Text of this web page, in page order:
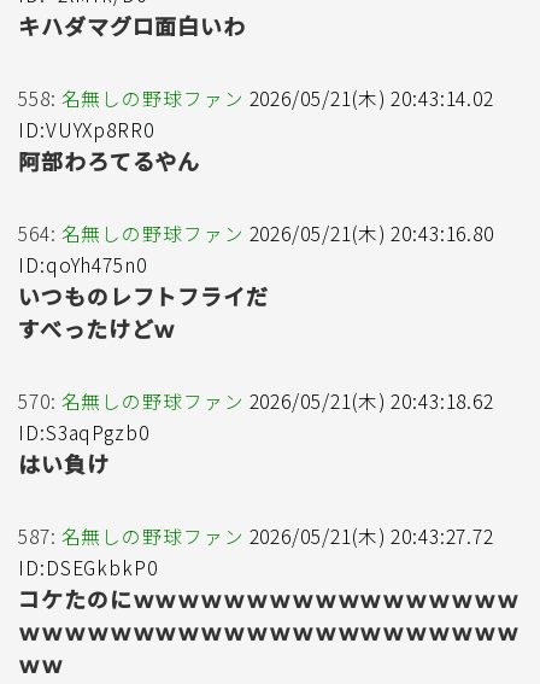
キハダマグロ面白いわ
558: 名無しの野球ファン 2026/05/21(木) 20:43:14.02
ID:VUYXp8RR0
阿部わろてるやん
564: 名無しの野球ファン 2026/05/21(木) 20:43:16.80
ID:qoYh475n0
いつものレフトフライだ
すべったけどｗ
570: 名無しの野球ファン 2026/05/21(木) 20:43:18.62
ID:S3aqPgzb0
はい負け
587: 名無しの野球ファン 2026/05/21(木) 20:43:27.72
ID:DSEGkbkP0
コケたのにｗｗｗｗｗｗｗｗｗｗｗｗｗｗｗｗｗ
ｗｗｗｗｗｗｗｗｗｗｗｗｗｗｗｗｗｗｗｗｗｗ
ｗｗ